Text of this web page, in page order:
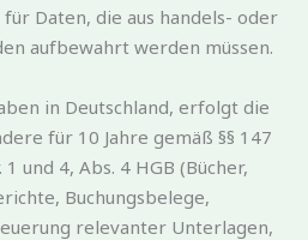
Daten, die aus handels- oder
aufbewahrt werden müssen.
in Deutschland, erfolgt die
für 10 Jahre gemäß §§ 147
und 4, Abs. 4 HGB (Bücher,
Buchungsbelege,
relevanter Unterlagen,